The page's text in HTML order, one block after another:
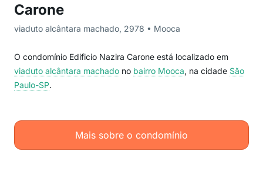
Carone
viaduto alcântara machado, 2978 • Mooca
O condomínio Edificio Nazira Carone está localizado em
viaduto alcântara machado no bairro Mooca, na cidade São
Paulo-SP.
Mais sobre o condomínio